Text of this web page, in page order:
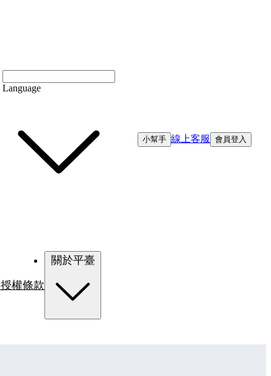
Language
小幫手 線上客服 會員登入
授權條款